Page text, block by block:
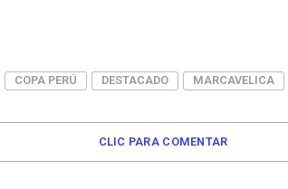
COPA PERÚ DESTACADO MARCAVELICA
CLIC PARA COMENTAR